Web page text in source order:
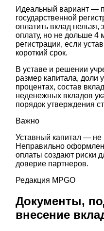
Идеальный вариант —
государственной
оплатить вклад нельзя,
оплату, но не дольше 4
регистрации, если
короткий срок.
В уставе и решении
размер капитала, доли
процентах, состав
неденежных вкладов
порядок утверждения
Важно
Уставный капитал — не
Неправильно
оплаты создают риски
доверие партнеров.
Редакция MPGO
Документы,
внесение